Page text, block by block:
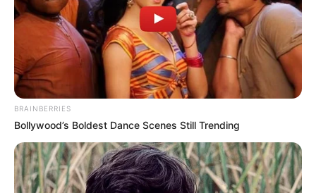
03/02/2025, 10:40 · 10:40 ΠΜ
Κοινοποίησε άρθρο
Προσθήκη τοnewstok.grστην Google
Ανακαλύψτε περισσότερα άρθρα στα αποτελέσματα
αναζήτησης.
BRAINBERRIES
Bollywood’s Boldest Dance Scenes Still Trending